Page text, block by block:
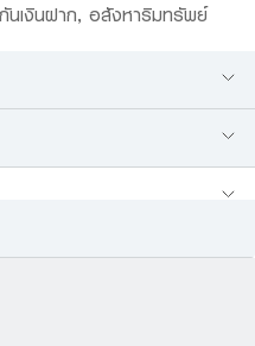
นเงินฝาก, อสังหาริมทรัพย์